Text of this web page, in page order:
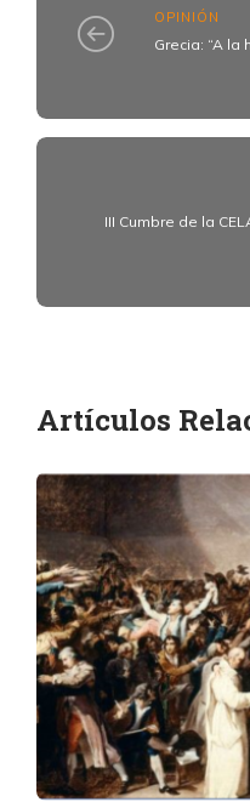
OPINIÓN
Grecia: “A la
III Cumbre de la
Artículos